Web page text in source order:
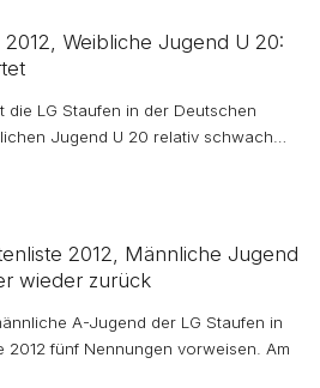
Weibliche Jugend U 20:
die LG Staufen in der Deutschen
Jugend U 20 relativ schwach…
2012, Männliche Jugend
wieder zurück
A-Jugend der LG Staufen in
2012 fünf Nennungen vorweisen. Am